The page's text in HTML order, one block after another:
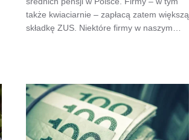
także kwiaciarnie – zapłacą zatem większą
składkę ZUS. Niektóre firmy w naszym…